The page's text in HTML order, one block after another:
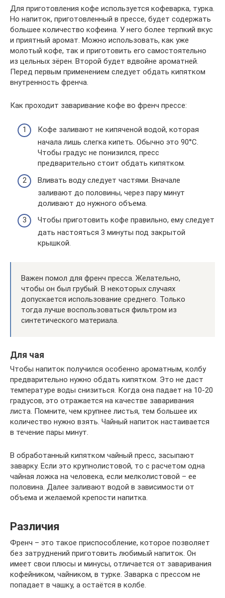
Для приготовления кофе используется кофеварка, турка.
Но напиток, приготовленный в прессе, будет содержать
большее количество кофеина. У него более терпкий вкус
и приятный аромат. Можно использовать, как уже
молотый кофе, так и приготовить его самостоятельно
из цельных зёрен. Второй будет вдвойне ароматней.
Перед первым применением следует обдать кипятком
внутренность френча.
Как проходит заваривание кофе во френч прессе:
Кофе заливают не кипяченой водой, которая
начала лишь слегка кипеть. Обычно это 90°С.
Чтобы градус не понизился, пресс
предварительно стоит обдать кипятком.
Вливать воду следует частями. Вначале
заливают до половины, через пару минут
доливают до нужного объема.
Чтобы приготовить кофе правильно, ему следует
дать настояться 3 минуты под закрытой
крышкой.
Важен помол для френч пресса. Желательно,
чтобы он был грубый. В некоторых случаях
допускается использование среднего. Только
тогда лучше воспользоваться фильтром из
синтетического материала.
Для чая
Чтобы напиток получился особенно ароматным, колбу
предварительно нужно обдать кипятком. Это не даст
температуре воды снизиться. Когда она падает на 10-20
градусов, это отражается на качестве заваривания
листа. Помните, чем крупнее листья, тем большее их
количество нужно взять. Чайный напиток настаивается
в течение пары минут.
В обработанный кипятком чайный пресс, засыпают
заварку. Если это крупнолистовой, то с расчетом одна
чайная ложка на человека, если мелколистовой – ее
половина. Далее заливают водой в зависимости от
объема и желаемой крепости напитка.
Различия
Френч – это такое приспособление, которое позволяет
без затруднений приготовить любимый напиток. Он
имеет свои плюсы и минусы, отличается от заваривания
кофейником, чайником, в турке. Заварка с прессом не
попадает в чашку, а остаётся в колбе.